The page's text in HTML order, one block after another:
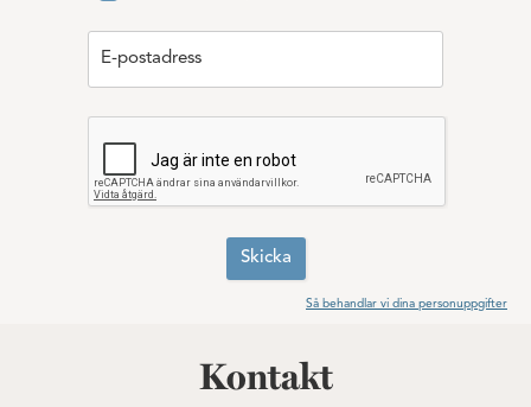
E-postadress
Skicka
Så behandlar vi dina personuppgifter
Kontakt